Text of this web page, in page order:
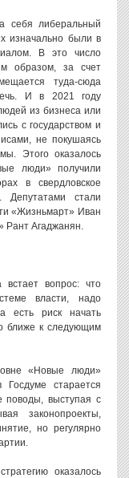
себя либеральный
изначально были в
В это число
образом, за счет
туда-сюда
И в 2021 году
из бизнеса или
с государством и
не покушаясь
Этого оказалось
люди» получили
в свердловское
стали
«Жизньмарт» Иван
Рант Агаджанян.
вопрос: что
власти, надо
есть риск начать
ближе к следующим
«Новые люди»
старается
поводы, выступая с
законопроекты,
но регулярно
оказалось